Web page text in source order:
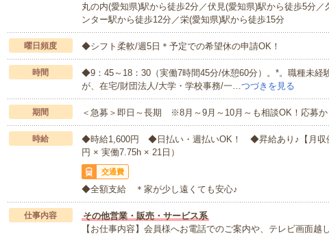
丸の内(愛知県)駅から徒歩2分／伏見(愛知県)駅から徒歩5分
ンター駅から徒歩12分／栄(愛知県)駅から徒歩15分
曜日頻度 ◆シフト柔軟/週5日＊予定での希望休の申請OK！
時間
◆9：45～18：30（実働7時間45分/休憩60分）。*。職種未経
が、在宅/財団法人/大学・学校事務/一…つづきを見る
期間 ＜急募＞即日～長期 ※8月～9月～10月～も相談OK！応募か
時給
◆時給1,600円 ◆日払い・週払いOK！ ◆昇給あり♪【月収
円 × 実働7.75h × 21日）
交通費
◆全額支給 ＊家が少し遠くても安心♪
仕事内容
その他営業・販売・サービス系
【お仕事内容】会員様へお電話でのご案内や、テレビ画面越